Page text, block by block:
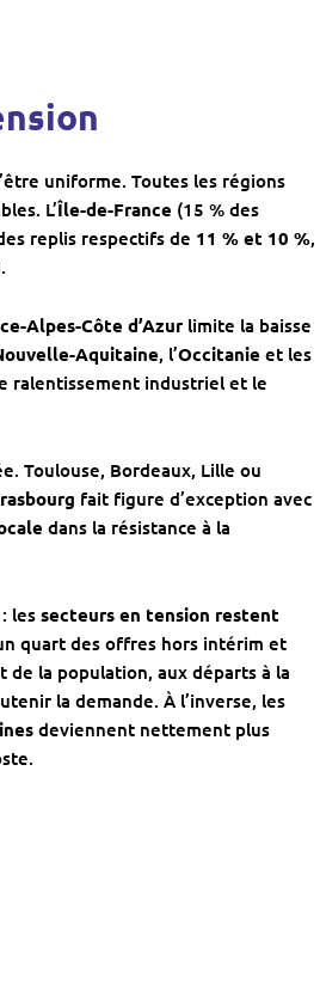
uniforme. Toutes les régions
L’Île-de-France (15 % des
replis respectifs de 11 % et 10 %,
Alpes-Côte d’Azur limite la baisse
Aquitaine, l’Occitanie et les
ralentissement industriel et le
Toulouse, Bordeaux, Lille ou
fait figure d’exception avec
dans la résistance à la
les secteurs en tension restent
quart des offres hors intérim et
la population, aux départs à la
la demande. À l’inverse, les
deviennent nettement plus